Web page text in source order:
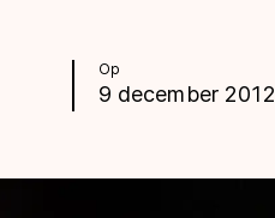
Op
9 december 2012